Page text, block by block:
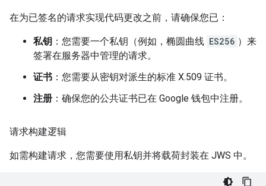
在为已签名的请求实现代码更改之前，请确保您已：
私钥 ：您需要一个私钥（例如，椭圆曲线 ES256 ）来
签署在服务器中管理的请求。
证书 ：您需要从密钥对派生的标准 X.509 证书。
注册 ：确保您的公共证书已在 Google 钱包中注册。
请求构建逻辑
如需构建请求，您需要使用私钥并将载荷封装在 JWS 中。